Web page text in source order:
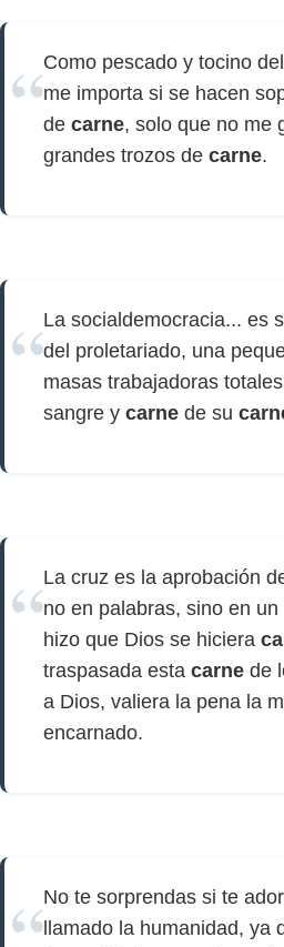
Como pescado y tocino
me importa si se hacen
de carne, solo que no me
grandes trozos de carne.
La socialdemocracia... es
del proletariado, una
masas trabajadoras
sangre y carne de su
La cruz es la aprobación
no en palabras, sino en
hizo que Dios se hiciera
traspasada esta carne de
a Dios, valiera la pena la
encarnado.
No te sorprendas si te
llamado la humanidad, ya